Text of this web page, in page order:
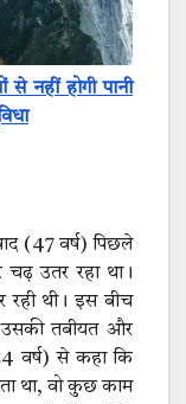
नहीं होगी पानी
(47 वर्ष) पिछले
चढ़ उतर रहा था।
थी। इस बीच
तबीयत और
वर्ष) से कहा कि
था, वो कुछ काम